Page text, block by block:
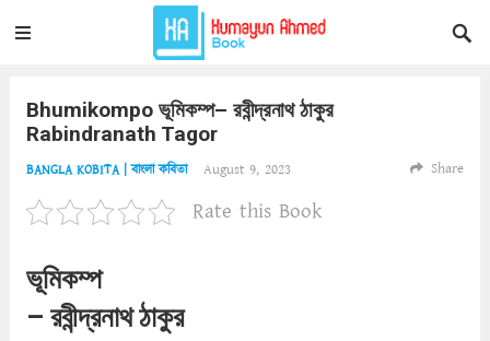
Bhumikompo ভূমিকম্প– রবীন্দ্রনাথ ঠাকুর
Rabindranath Tagor
BANGLA KOBITA | বাংলা কবিতা August 9, 2023 Share
Rate this Book
ভূমিকম্প
– রবীন্দ্রনাথ ঠাকুর